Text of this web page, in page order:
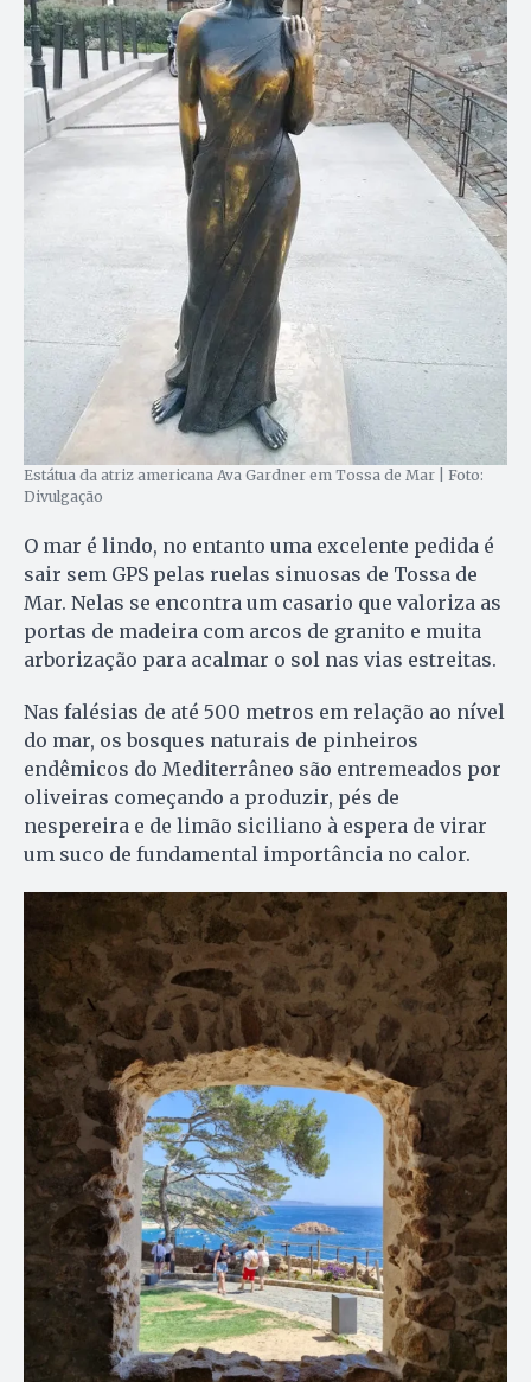
Estátua da atriz americana Ava Gardner em Tossa de Mar | Foto:
Divulgação
O mar é lindo, no entanto uma excelente pedida é
sair sem GPS pelas ruelas sinuosas de Tossa de
Mar. Nelas se encontra um casario que valoriza as
portas de madeira com arcos de granito e muita
arborização para acalmar o sol nas vias estreitas.
Nas falésias de até 500 metros em relação ao nível
do mar, os bosques naturais de pinheiros
endêmicos do Mediterrâneo são entremeados por
oliveiras começando a produzir, pés de
nespereira e de limão siciliano à espera de virar
um suco de fundamental importância no calor.